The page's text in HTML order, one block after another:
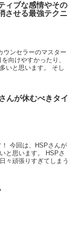
ィブな感情やその
させる最強テクニ
ウンセラーのマスター
向けやすかったり、
いと思います。 そし
んが休むべきタイ
今回は、HSPさんが
と思います。 HSPさ
々頑張りすぎてしまう